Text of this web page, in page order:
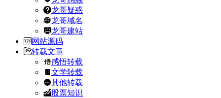
龙哥疑惑
龙哥域名
龙哥建站
网站源码
转载文章
感悟转载
文学转载
其他转载
股票知识